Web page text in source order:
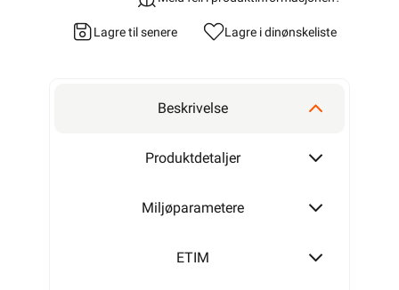
Lagre til senere Lagre i dinønskeliste
Beskrivelse
Produktdetaljer
Miljøparametere
ETIM